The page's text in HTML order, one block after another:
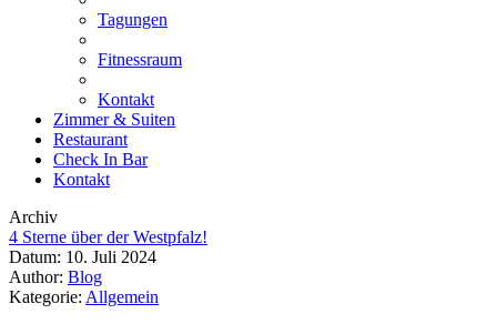
Tagungen
Fitnessraum
Kontakt
Zimmer & Suiten
Restaurant
Check In Bar
Kontakt
Archiv
4 Sterne über der Westpfalz!
Datum: 10. Juli 2024
Author: Blog
Kategorie: Allgemein